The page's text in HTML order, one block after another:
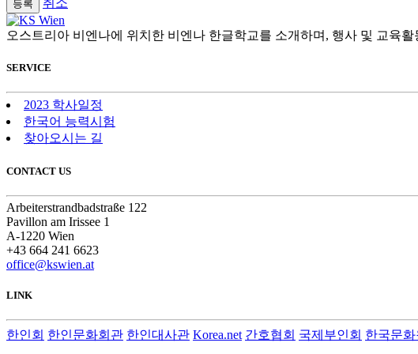
취소
오스트리아 비엔나에 위치한 비엔나 한글학교를 소개하며, 행사 및 교육
SERVICE
2023 학사일정
한국어 능력시험
찾아오시는 길
CONTACT US
Arbeiterstrandbadstraße 122
Pavillon am Irissee 1
A-1220 Wien
+43 664 241 6623
office@kswien.at
LINK
한인회 한인문화회관 한인대사관 Korea.net 간호협회 국제부인회 한국문화